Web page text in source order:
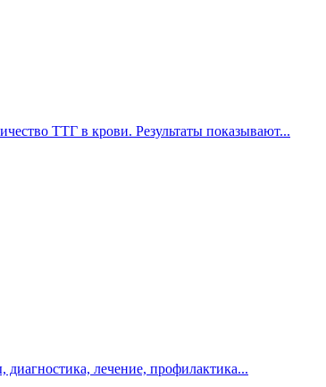
ТТГ в крови. Результаты показывают...
лечение, профилактика...